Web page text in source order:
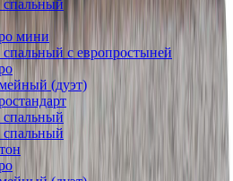
спальный
мини
спальный с европростыней
(дуэт)
спальный
спальный